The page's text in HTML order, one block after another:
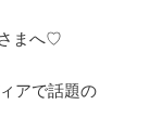
まへ♡
アで話題の